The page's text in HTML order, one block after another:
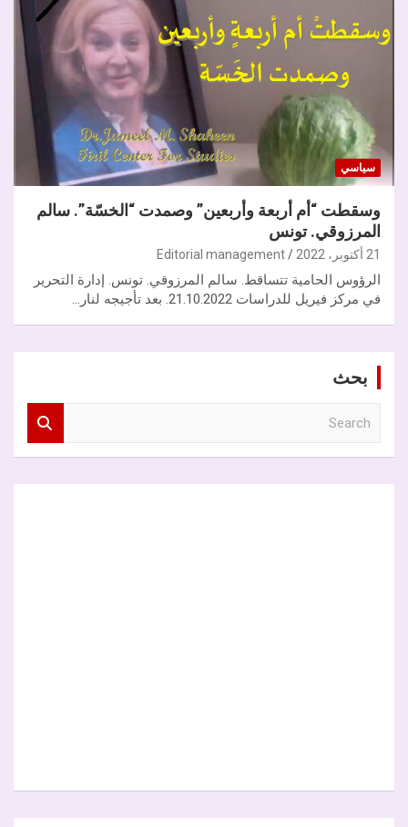
سياسي
وسقطت “أم أربعة وأربعين” وصمدت “الخسّة”. سالم
المرزوقي. تونس
21 أكتوبر، 2022 Editorial management
الرؤوس الحامية تتساقط. سالم المرزوقي. تونس. إدارة التحرير
في مركز فيريل للدراسات 21.10.2022. بعد تأجيجه لنار…
بحث